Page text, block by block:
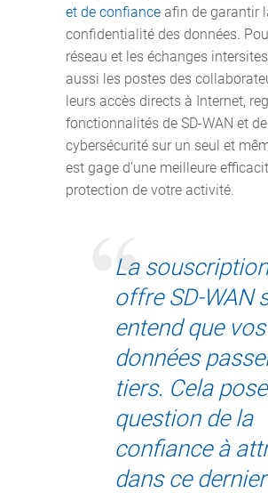
et de confiance afin de garantir
confidentialité des données.
réseau et les échanges
aussi les postes des
leurs accès directs à Internet,
fonctionnalités de SD-WAN et de
cybersécurité sur un seul et
est gage d’une meilleure
protection de votre activité.
La
offre SD-WAN
entend que vos
données
tiers. Cela
question de la
confiance à
dans ce dernier